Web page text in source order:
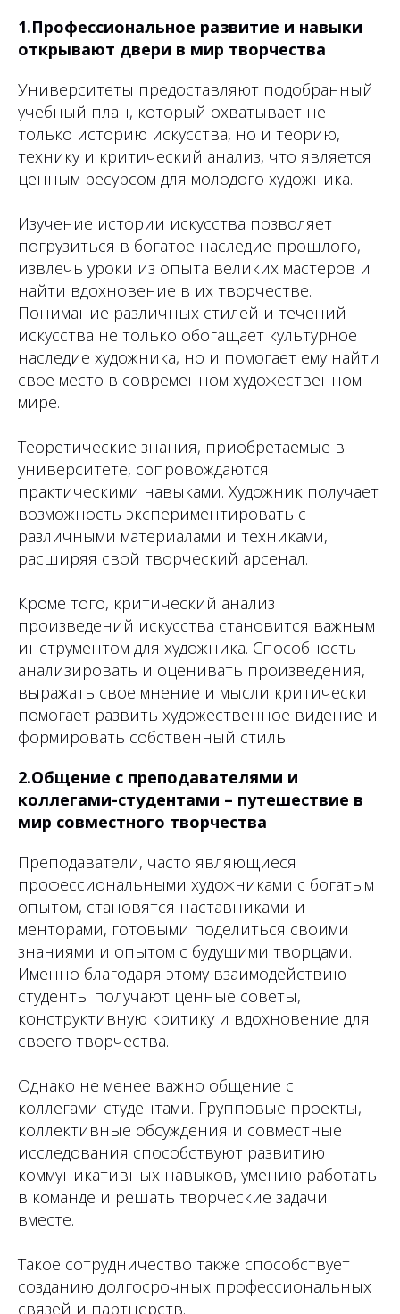
1.Профессиональное развитие и навыки
открывают двери в мир творчества
Университеты предоставляют подобранный
учебный план, который охватывает не
только историю искусства, но и теорию,
технику и критический анализ, что является
ценным ресурсом для молодого художника.
Изучение истории искусства позволяет
погрузиться в богатое наследие прошлого,
извлечь уроки из опыта великих мастеров и
найти вдохновение в их творчестве.
Понимание различных стилей и течений
искусства не только обогащает культурное
наследие художника, но и помогает ему найти
свое место в современном художественном
мире.
Теоретические знания, приобретаемые в
университете, сопровождаются
практическими навыками. Художник получает
возможность экспериментировать с
различными материалами и техниками,
расширяя свой творческий арсенал.
Кроме того, критический анализ
произведений искусства становится важным
инструментом для художника. Способность
анализировать и оценивать произведения,
выражать свое мнение и мысли критически
помогает развить художественное видение и
формировать собственный стиль.
2.Общение с преподавателями и
коллегами-студентами – путешествие в
мир совместного творчества
Преподаватели, часто являющиеся
профессиональными художниками с богатым
опытом, становятся наставниками и
менторами, готовыми поделиться своими
знаниями и опытом с будущими творцами.
Именно благодаря этому взаимодействию
студенты получают ценные советы,
конструктивную критику и вдохновение для
своего творчества.
Однако не менее важно общение с
коллегами-студентами. Групповые проекты,
коллективные обсуждения и совместные
исследования способствуют развитию
коммуникативных навыков, умению работать
в команде и решать творческие задачи
вместе.
Такое сотрудничество также способствует
созданию долгосрочных профессиональных
связей и партнерств.